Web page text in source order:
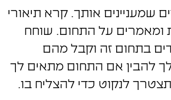
שמעניינים אותך. קרא תיאורי
ומאמרים על התחום. שוחח
בתחום זה וקבל מהם
לך להבין אם התחום מתאים לך
לנקוט כדי להצליח בו.